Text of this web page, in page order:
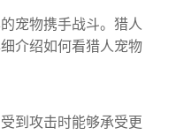
宠物携手战斗。猎人
介绍如何看猎人宠物
到攻击时能够承受更